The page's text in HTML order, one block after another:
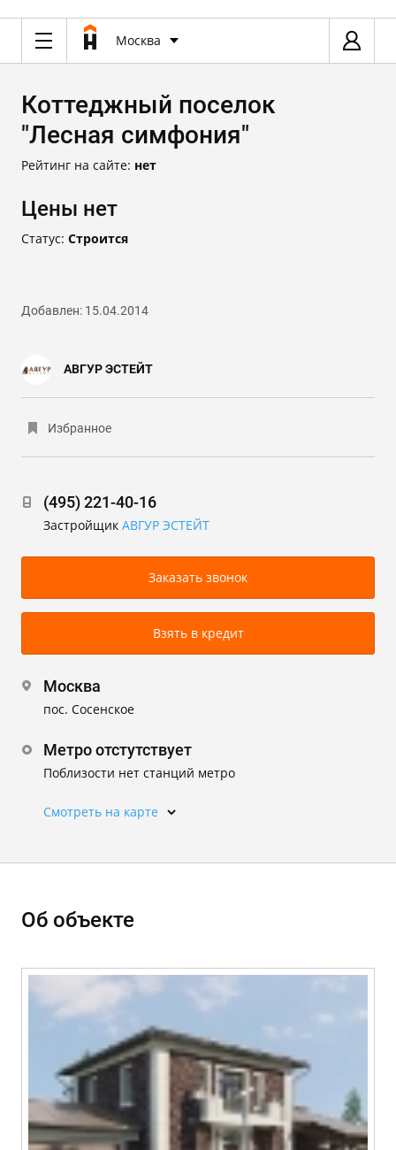
Москва
Коттеджный поселок
"Лесная симфония"
Рейтинг на сайте: нет
Цены нет
Статус: Строится
Добавлен: 15.04.2014
АВГУР ЭСТЕЙТ
Избранное
(495) 221-40-16
Застройщик АВГУР ЭСТЕЙТ
Заказать звонок
Взять в кредит
Москва
пос. Сосенское
Метро отстутствует
Поблизости нет станций метро
Смотреть на карте
Об объекте